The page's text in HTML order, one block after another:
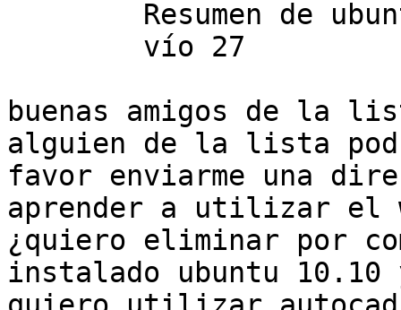
buenas amigos de la
alguien de la lista
favor enviarme una
aprender a utilizar el
¿quiero eliminar por
instalado ubuntu 10.10